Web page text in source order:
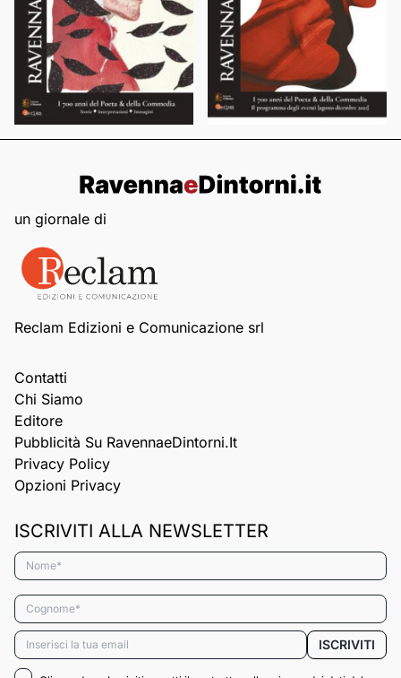
un giornale di
Reclam Edizioni e Comunicazione srl
Contatti
Chi Siamo
Editore
Pubblicità Su RavennaeDintorni.it
Privacy Policy
Opzioni Privacy
ISCRIVITI ALLA NEWSLETTER
Nome*
Cognome*
Email* ISCRIVITI